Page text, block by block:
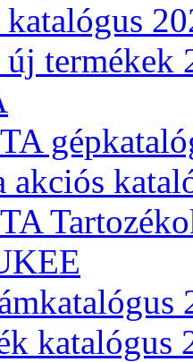
termékek
akciós
katalógus